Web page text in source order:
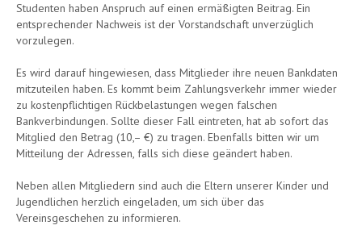
Studenten haben Anspruch auf einen ermäßigten Beitrag. Ein
entsprechender Nachweis ist der Vorstandschaft unverzüglich
vorzulegen.
Es wird darauf hingewiesen, dass Mitglieder ihre neuen Bankdaten
mitzuteilen haben. Es kommt beim Zahlungsverkehr immer wieder
zu kostenpflichtigen Rückbelastungen wegen falschen
Bankverbindungen. Sollte dieser Fall eintreten, hat ab sofort das
Mitglied den Betrag (10,– €) zu tragen. Ebenfalls bitten wir um
Mitteilung der Adressen, falls sich diese geändert haben.
Neben allen Mitgliedern sind auch die Eltern unserer Kinder und
Jugendlichen herzlich eingeladen, um sich über das
Vereinsgeschehen zu informieren.